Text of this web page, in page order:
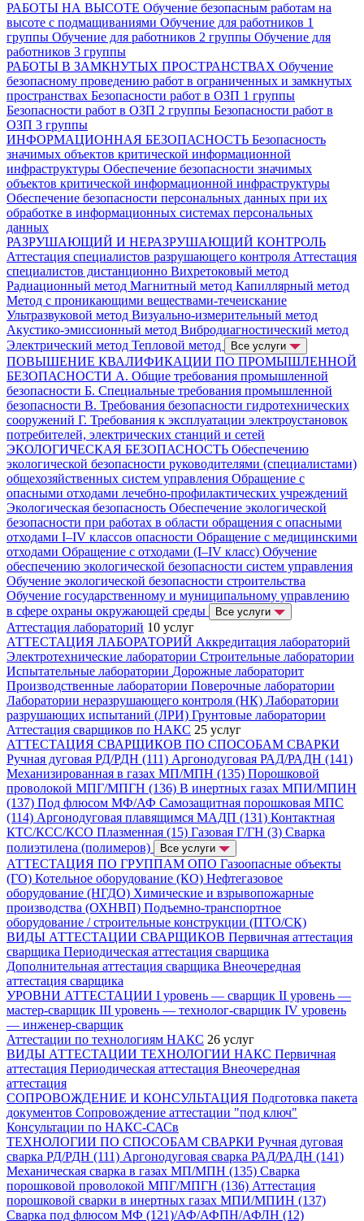
РАБОТЫ НА ВЫСОТЕ Обучение безопасным работам на
высоте с подмащиваниями Обучение для работников 1
группы Обучение для работников 2 группы Обучение для
работников 3 группы
РАБОТЫ В ЗАМКНУТЫХ ПРОСТРАНСТВАХ Обучение
безопасному проведению работ в ограниченных и замкнутых
пространствах Безопасности работ в ОЗП 1 группы
Безопасности работ в ОЗП 2 группы Безопасности работ в
ОЗП 3 группы
ИНФОРМАЦИОННАЯ БЕЗОПАСНОСТЬ Безопасность
значимых объектов критической информационной
инфраструктуры Обеспечение безопасности значимых
объектов критической информационной инфраструктуры
Обеспечение безопасности персональных данных при их
обработке в информационных системах персональных
данных
РАЗРУШАЮЩИЙ И НЕРАЗРУШАЮЩИЙ КОНТРОЛЬ
Аттестация специалистов разрушающего контроля Аттестация
специалистов дистанционно Вихретоковый метод
Радиационный метод Магнитный метод Капиллярный метод
Метод с проникающими веществами-течеискание
Ультразвуковой метод Визуально-измерительный метод
Акустико-эмиссионный метод Вибродиагностический метод
Электрический метод Тепловой метод Все услуги
ПОВЫШЕНИЕ КВАЛИФИКАЦИИ ПО ПРОМЫШЛЕННОЙ
БЕЗОПАСНОСТИ А. Общие требования промышленной
безопасности Б. Специальные требования промышленной
безопасности В. Требования безопасности гидротехнических
сооружений Г. Требования к эксплуатации электроустановок
потребителей, электрических станций и сетей
ЭКОЛОГИЧЕСКАЯ БЕЗОПАСНОСТЬ Обеспечению
экологической безопасности руководителями (специалистами)
общехозяйственных систем управления Обращение с
опасными отходами лечебно-профилактических учреждений
Экологическая безопасность Обеспечение экологической
безопасности при работах в области обращения с опасными
отходами I–IV классов опасности Обращение с медицинскими
отходами Обращение с отходами (I–IV класс) Обучение
обеспечению экологической безопасности систем управления
Обучение экологической безопасности строительства
Обучение государственному и муниципальному управлению
в сфере охраны окружающей среды
Все услуги
Аттестация лабораторий 10 услуг
АТТЕСТАЦИЯ ЛАБОРАТОРИЙ Аккредитация лабораторий
Электротехнические лаборатории Строительные лаборатории
Испытательные лаборатории Дорожные лабораторит
Производственные лаборатории Поверочные лаборатории
Лаборатории неразрушающего контроля (НК) Лаборатории
разрушающих испытаний (ЛРИ) Грунтовые лаборатории
Аттестация сварщиков по НАКС 25 услуг
АТТЕСТАЦИЯ СВАРЩИКОВ ПО СПОСОБАМ СВАРКИ
Ручная дуговая РД/РДН (111) Аргонодуговая РАД/РАДН (141)
Механизированная в газах МП/МПН (135) Порошковой
проволокой МПГ/МПГН (136) В инертных газах МПИ/МПИН
(137) Под флюсом МФ/АФ Самозащитная порошковая МПС
(114) Аргонодуговая плавящимся МАДП (131) Контактная
КТС/КСС/КСО Плазменная (15) Газовая Г/ГН (3) Сварка
полиэтилена (полимеров)
Все услуги
АТТЕСТАЦИЯ ПО ГРУППАМ ОПО Газоопасные объекты
(ГО) Котельное оборудование (КО) Нефтегазовое
оборудование (НГДО) Химические и взрывопожарные
производства (ОХНВП) Подъемно-транспортное
оборудование / строительные конструкции (ПТО/СК)
ВИДЫ АТТЕСТАЦИИ СВАРЩИКОВ Первичная аттестация
сварщика Периодическая аттестация сварщика
Дополнительная аттестация сварщика Внеочередная
аттестация сварщика
УРОВНИ АТТЕСТАЦИИ I уровень — сварщик II уровень —
мастер-сварщик III уровень — технолог-сварщик IV уровень
— инженер-сварщик
Аттестации по технологиям НАКС 26 услуг
ВИДЫ АТТЕСТАЦИИ ТЕХНОЛОГИИ НАКС Первичная
аттестация Периодическая аттестация Внеочередная
аттестация
СОПРОВОЖДЕНИЕ И КОНСУЛЬТАЦИЯ Подготовка пакета
документов Сопровождение аттестации "под ключ"
Консультации по НАКС-САСв
ТЕХНОЛОГИИ ПО СПОСОБАМ СВАРКИ Ручная дуговая
сварка РД/РДН (111) Аргонодуговая сварка РАД/РАДН (141)
Механическая сварка в газах МП/МПН (135) Сварка
порошковой проволокой МПГ/МПГН (136) Аттестация
порошковой сварки в инертных газах МПИ/МПИН (137)
Сварка под флюсом МФ (121)/АФ/АФПН/АФЛН (12)